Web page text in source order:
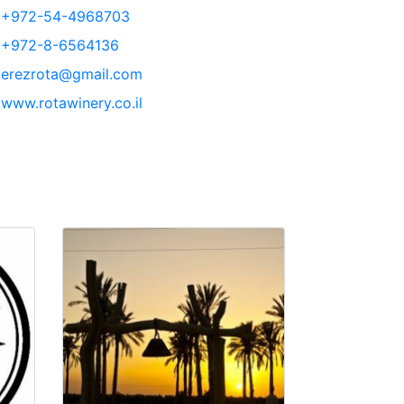
+972-54-4968703
+972-8-6564136
erezrota@gmail.com
www.rotawinery.co.il